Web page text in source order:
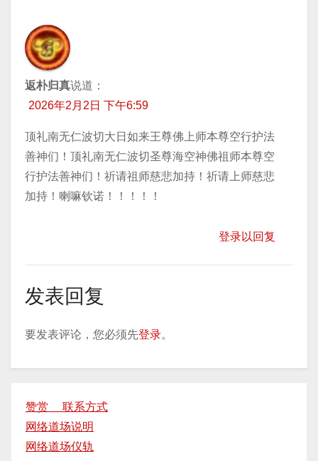
返朴归真说道：
2026年2月2日 下午6:59
顶礼南无仁波切大日如来王尊佛上师本尊空行护法
善神们！顶礼南无仁波切圣尊海空神佛祖师本尊空
行护法善神们！祈请祖师慈悲加持！祈请上师慈悲
加持！喇嘛钦诺！！！！！
登录以回复
发表回复
要发表评论，您必须先登录。
赞赏 联系方式
网络道场说明
网络道场仪轨